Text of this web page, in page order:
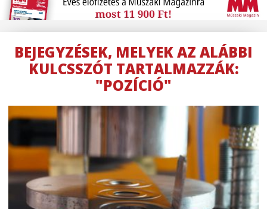
BEJEGYZÉSEK, MELYEK AZ ALÁBBI
KULCSSZÓT TARTALMAZZÁK:
"POZÍCIÓ"